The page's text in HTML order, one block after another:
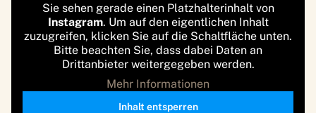
Sie sehen gerade einen Platzhalterinhalt von
Instagram. Um auf den eigentlichen Inhalt
zuzugreifen, klicken Sie auf die Schaltfläche unten.
Bitte beachten Sie, dass dabei Daten an
Drittanbieter weitergegeben werden.
Mehr Informationen
Inhalt entsperren